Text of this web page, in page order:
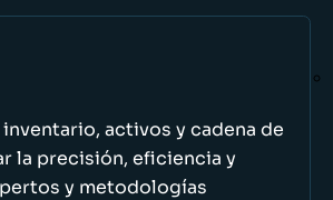
activos y cadena de
la precisión, eficiencia y
y metodologías